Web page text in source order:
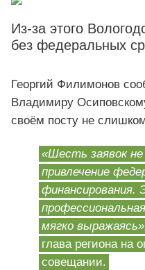
Из-за этого
без федеральных
Георгий Филимонов
Владимиру
своём посту не
«Шесть заявок не
привлечение
финансирования.
мягко
глава региона на
совещании.